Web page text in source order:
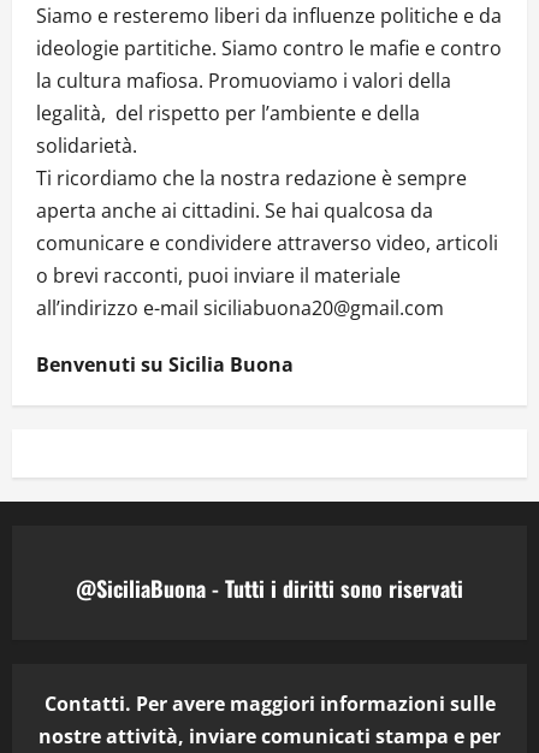
Siamo e resteremo liberi da influenze politiche e da
ideologie partitiche. Siamo contro le mafie e contro
la cultura mafiosa. Promuoviamo i valori della
legalità, del rispetto per l’ambiente e della
solidarietà.
Ti ricordiamo che la nostra redazione è sempre
aperta anche ai cittadini. Se hai qualcosa da
comunicare e condividere attraverso video, articoli
o brevi racconti, puoi inviare il materiale
all’indirizzo e-mail siciliabuona20@gmail.com
Benvenuti su Sicilia Buona
@SiciliaBuona - Tutti i diritti sono riservati
Contatti. Per avere maggiori informazioni sulle
nostre attività, inviare comunicati stampa e per